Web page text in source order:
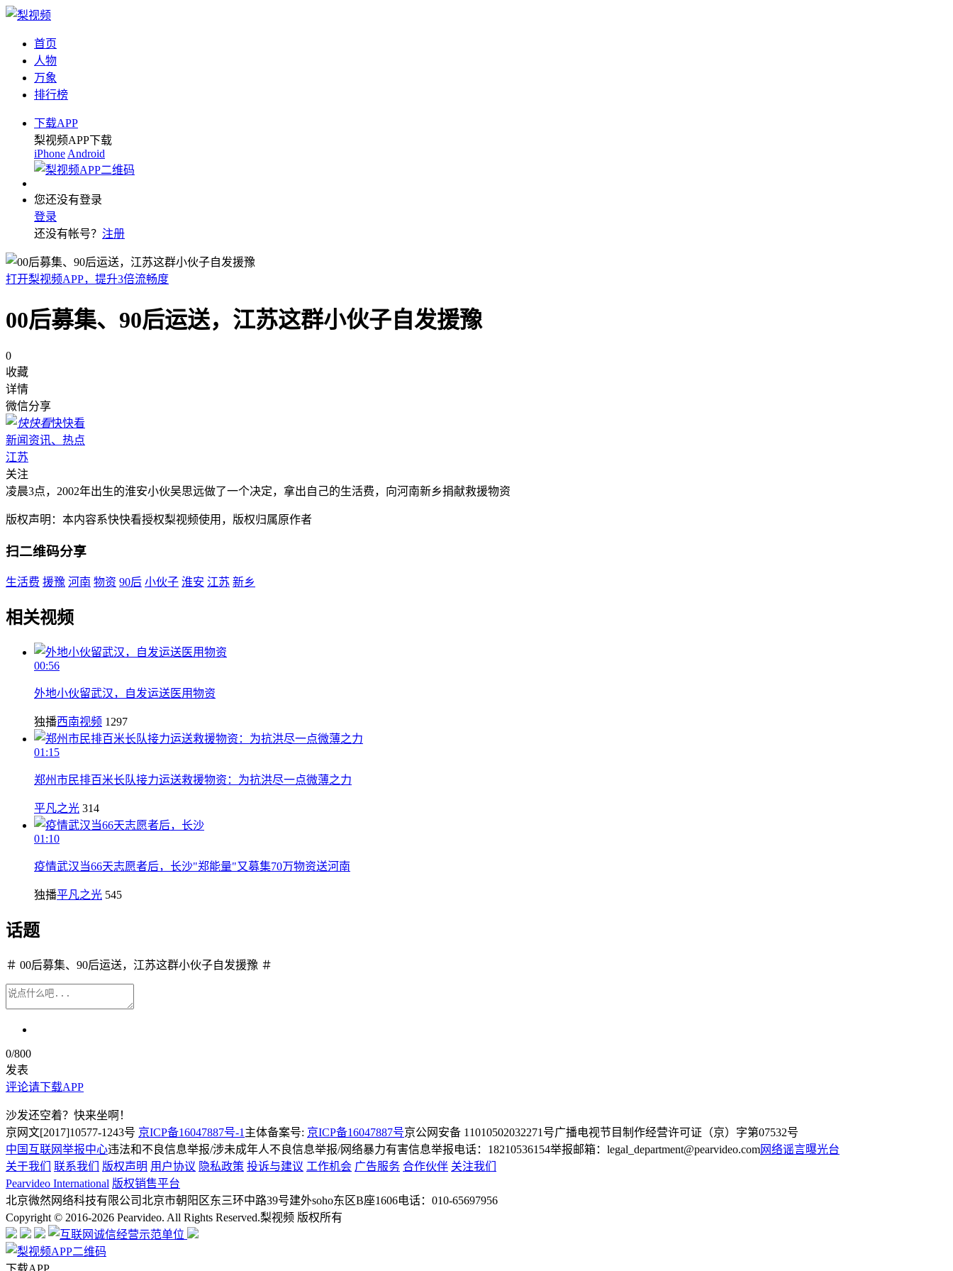
首页
人物
万象
排行榜
下载APP
梨视频APP下载
iPhone Android
您还没有登录
登录
还没有帐号？ 注册
打开梨视频APP，提升3倍流畅度
00后募集、90后运送，江苏这群小伙子自发援豫
0
收藏
详情
微信分享
快快看
新闻资讯、热点
江苏
关注
凌晨3点，2002年出生的淮安小伙吴思远做了一个决定，拿出自己的生活费，向河南新乡捐献救援物资
版权声明：本内容系快快看授权梨视频使用，版权归属原作者
扫二维码分享
生活费 援豫 河南 物资 90后 小伙子 淮安 江苏 新乡
相关视频
00:56
外地小伙留武汉，自发运送医用物资
独播西南视频 1297
01:15
郑州市民排百米长队接力运送救援物资：为抗洪尽一点微薄之力
平凡之光 314
01:10
疫情武汉当66天志愿者后，长沙"郑能量"又募集70万物资送河南
独播平凡之光 545
话题
＃ 00后募集、90后运送，江苏这群小伙子自发援豫 ＃
0/800
发表
评论请下载APP
沙发还空着？快来坐啊！
京网文[2017]10577-1243号 京ICP备16047887号-1 主体备案号: 京ICP备16047887号京公网安备 11010502032271号广播电视节目制作经营许可证（京）字第07532号
中国互联网举报中心违法和不良信息举报/涉未成年人不良信息举报/网络暴力有害信息举报电话：18210536154举报邮箱：legal_department@pearvideo.com网络谣言曝光台
关于我们
联系我们 版权声明 用户协议 隐私政策 投诉与建议 工作机会 广告服务 合作伙伴 关注我们
Pearvideo International 版权销售平台
北京微然网络科技有限公司北京市朝阳区东三环中路39号建外soho东区B座1606电话：010-65697956
Copyright © 2016-2026 Pearvideo. All Rights Reserved.梨视频 版权所有
下载APP